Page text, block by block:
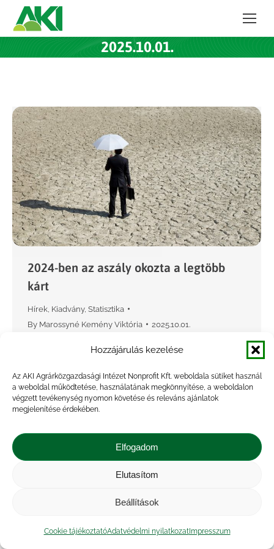
Hozzájárulás kezelése
Az AKI Agrárközgazdasági Intézet Nonprofit Kft. weboldala sütiket használ
a weboldal működtetése, használatának megkönnyítése, a weboldalon
végzett tevékenység nyomon követése és releváns ajánlatok
megjelenítése érdekében.
Elfogadom
Elutasítom
Beállítások
Cookie tájékoztatóAdatvédelmi nyilatkozatImpresszum
2025.10.01.
2024-ben az aszály okozta a legtöbb
kárt
Hírek Kiadvány, Statisztika
By Marossyné Kemény Viktória 2025.10.01.
A 2024-es év időjárása a 2022-es évihez
középhőmérséklet vonatkozásában, ennek
következtében ismét az aszály volt a
legjellemzőbb kárnem. A bejelentett
káresemények száma 2024-ben 24 110 darab